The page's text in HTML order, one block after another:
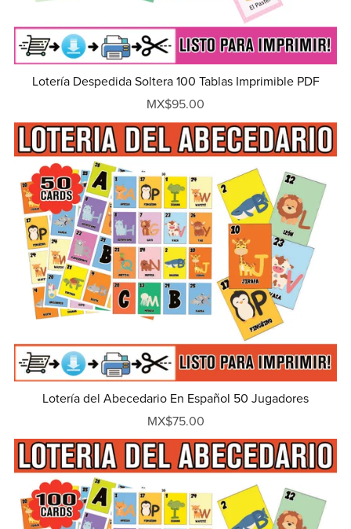
Lotería Despedida Soltera 100 Tablas Imprimible PDF
MX$95.00
Lotería del Abecedario En Español 50 Jugadores
MX$75.00